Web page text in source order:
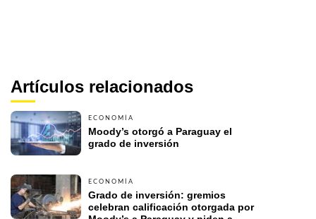
Artículos relacionados
ECONOMÍA
Moody’s otorgó a Paraguay el
grado de inversión
ECONOMÍA
Grado de inversión: gremios
celebran calificación otorgada por